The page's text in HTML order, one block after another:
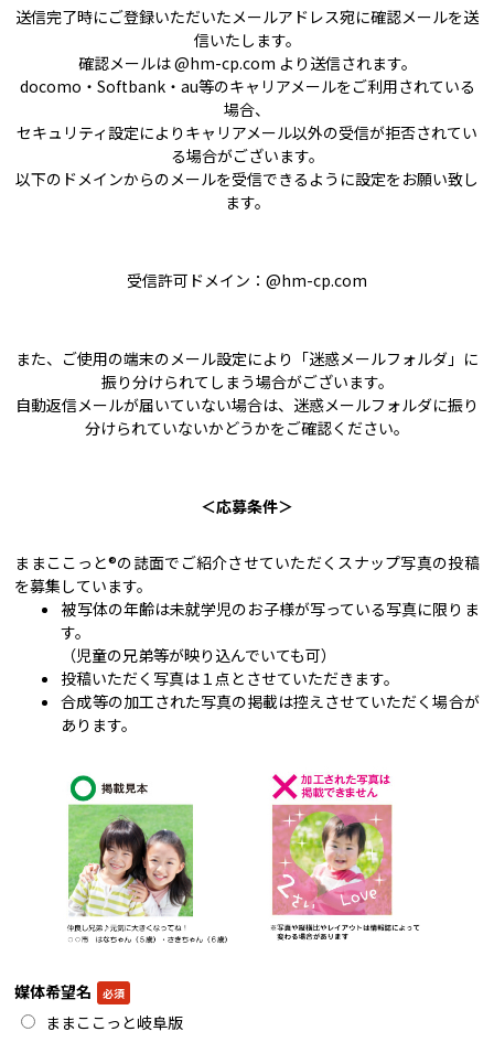
送信完了時にご登録いただいたメールアドレス宛に確認メールを送
信いたします。
確認メールは @hm-cp.com より送信されます。
docomo・Softbank・au等のキャリアメールをご利用されている
場合、
セキュリティ設定によりキャリアメール以外の受信が拒否されてい
る場合がございます。
以下のドメインからのメールを受信できるように設定をお願い致し
ます。
受信許可ドメイン：@hm-cp.com
また、ご使用の端末のメール設定により「迷惑メールフォルダ」に
振り分けられてしまう場合がございます。
自動返信メールが届いていない場合は、迷惑メールフォルダに振り
分けられていないかどうかをご確認ください。
＜応募条件＞
ままここっと®の誌面でご紹介させていただくスナップ写真の投稿
を募集しています。
被写体の年齢は未就学児のお子様が写っている写真に限りま
す。
（児童の兄弟等が映り込んでいても可）
投稿いただく写真は１点とさせていただきます。
合成等の加工された写真の掲載は控えさせていただく場合が
あります。
媒体希望名
ままここっと岐阜版